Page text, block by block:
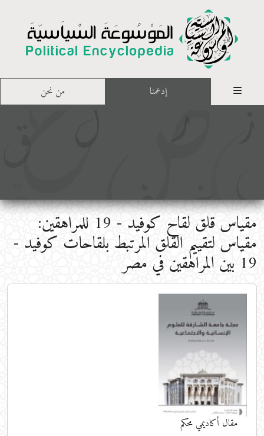
إدعمنا من نحن
مقياس قلق لقاح كوفيد - 19 للمراهقين:
مقياس لتقييم القلق المرتبط بلقاحات كوفيد -
19 بين المراهقين في مصر
مقال أكاديمي محكم